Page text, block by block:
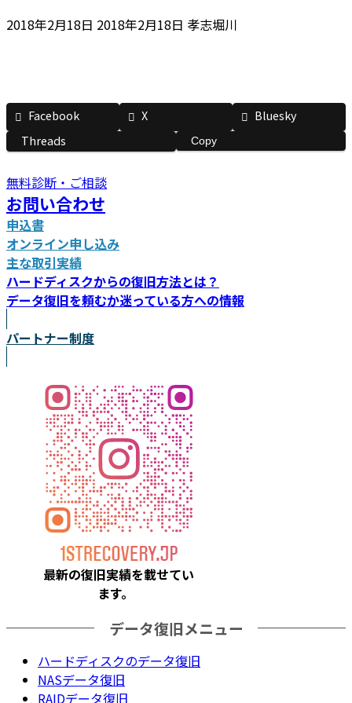
2018年2月18日 最
日
2018年2月18日 孝志堀川
Facebook X
Bluesky
Threads
Copy
無料診断・ご相談
お問い合わせ
申込書
オンライン申し込み
主な取引実績
ハードディスクからの復旧方法とは？
データ復旧を頼むか迷っている方への情報
パートナー制度
最新の復旧実績を載せてい
ます。
データ復旧メニュー
ハードディスクのデータ復旧
NASデータ復旧
RAIDデータ復旧